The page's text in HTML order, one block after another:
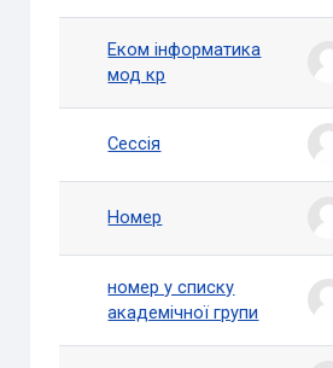
Еком інформатика
мод кр
Сессія
Номер
номер у списку
академічної групи